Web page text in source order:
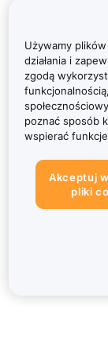
Używamy
działania i
zgodą
poznać sposób
wspierać
Akceptuj
pliki